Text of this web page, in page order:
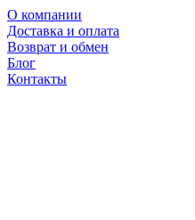
О компании
Доставка и оплата
Возврат и обмен
Блог
Контакты